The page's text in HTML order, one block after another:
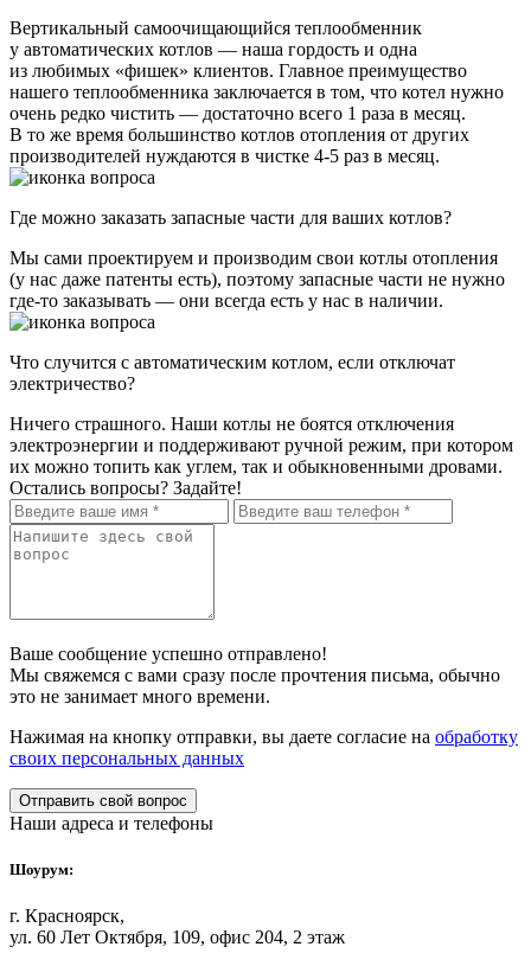
Вертикальный самоочищающийся теплообменник
у автоматических котлов — наша гордость и одна
из любимых «фишек» клиентов. Главное преимущество
нашего теплообменника заключается в том, что котел нужно
очень редко чистить — достаточно всего 1 раза в месяц.
В то же время большинство котлов отопления от других
производителей нуждаются в чистке 4-5 раз в месяц.
Где можно заказать запасные части для ваших котлов?
Мы сами проектируем и производим свои котлы отопления
(у нас даже патенты есть), поэтому запасные части не нужно
где-то заказывать — они всегда есть у нас в наличии.
Что случится с автоматическим котлом, если отключат
электричество?
Ничего страшного. Наши котлы не боятся отключения
электроэнергии и поддерживают ручной режим, при котором
их можно топить как углем, так и обыкновенными дровами.
Остались вопросы? Задайте!
Ваше сообщение успешно отправлено!
Мы свяжемся с вами сразу после прочтения письма, обычно
это не занимает много времени.
Нажимая на кнопку отправки, вы даете согласие на обработку
своих персональных данных
Наши адреса и телефоны
Шоурум:
г. Красноярск,
ул. 60 Лет Октября, 109, офис 204, 2 этаж